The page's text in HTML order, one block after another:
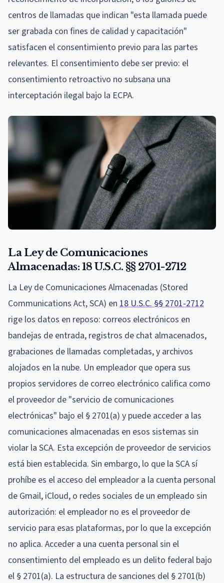
centros de llamadas que indican "esta llamada puede
ser grabada con fines de calidad y capacitación"
satisfacen el consentimiento previo para las partes
relevantes. El consentimiento debe ser previo: el
consentimiento retroactivo no subsana una
interceptación ilegal bajo la ECPA.
La Ley de Comunicaciones
Almacenadas: 18 U.S.C. §§ 2701-2712
La Ley de Comunicaciones Almacenadas (Stored
Communications Act, SCA) en 18 U.S.C. §§ 2701-2712
rige los datos en reposo: correos electrónicos en
bandejas de entrada, registros de chat almacenados,
grabaciones de llamadas completadas, y archivos
alojados en la nube. Un empleador que opera sus
propios servidores de correo electrónico califica como
el proveedor de "servicio de comunicaciones
electrónicas" bajo el § 2701(a) y puede acceder a las
comunicaciones almacenadas en esos sistemas sin
violar la SCA. Esta excepción de proveedor de servicios
está bien establecida. Sin embargo, lo que la SCA sí
prohíbe es el acceso del empleador a la cuenta personal
de Gmail, iCloud, o redes sociales de un empleado sin
autorización: el empleador no es el proveedor de
servicio para esas plataformas, por lo que la excepción
no aplica. Acceder a una cuenta personal sin el
consentimiento del empleado es un delito federal bajo
el § 2701(a). La estructura de sanciones del § 2701(b)